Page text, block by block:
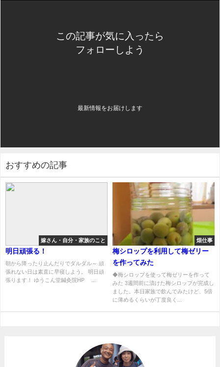
この記事が気に入ったら
フォローしよう
最新情報をお届けします
おすすめの記事
嫁さん・自分・家族のこと
明日頑張る！
朝から降ったり止んだりでダルダル～ 頑
張れない日は素直に早寝しよう。 明日頑
張ります！ ゆうこん堂鍼灸院HP ...
畑仕事
梅シロップを利用して梅ゼリー
を作ってみた
◆梅シロップを使って梅ゼリーを作って
みた 3週間前に漬けた梅シロップが完成し
ました。本日家族で飲んでみたけど、5倍
に薄めるくらいが丁度良く...